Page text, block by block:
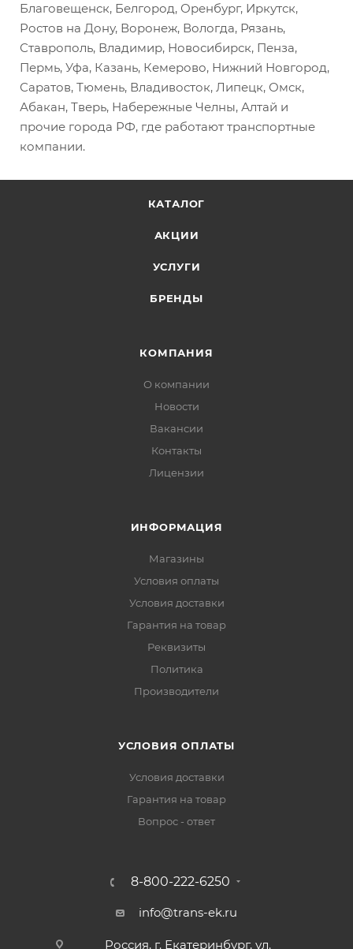
Благовещенск, Белгород, Оренбург, Иркутск,
Ростов на Дону, Воронеж, Вологда, Рязань,
Ставрополь, Владимир, Новосибирск, Пенза,
Пермь, Уфа, Казань, Кемерово, Нижний Новгород,
Саратов, Тюмень, Владивосток, Липецк, Омск,
Абакан, Тверь, Набережные Челны, Алтай и
прочие города РФ, где работают транспортные
компании.
КАТАЛОГ
АКЦИИ
УСЛУГИ
БРЕНДЫ
КОМПАНИЯ
О компании
Новости
Вакансии
Контакты
Лицензии
ИНФОРМАЦИЯ
Магазины
Условия оплаты
Условия доставки
Гарантия на товар
Реквизиты
Политика
Производители
УСЛОВИЯ ОПЛАТЫ
Условия доставки
Гарантия на товар
Вопрос - ответ
8-800-222-6250
info@trans-ek.ru
Россия, г. Екатеринбург, ул.